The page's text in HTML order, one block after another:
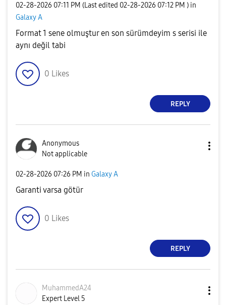
‎02-28-2026 07:11 PM (Last edited ‎02-28-2026 07:12 PM ) in
Galaxy A
Format 1 sene olmuştur en son sürümdeyim s serisi ile
aynı değil tabi
0 Likes
REPLY
Anonymous
Not applicable
‎02-28-2026 07:26 PM in Galaxy A
Garanti varsa götür
0 Likes
REPLY
MuhammedA24
Expert Level 5